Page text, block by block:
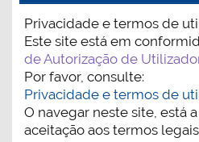
Privacidade e termos de
Este site está em
de Autorização de
Por favor, consulte:
Privacidade e termos de
O navegar neste site, está
aceitação aos termos